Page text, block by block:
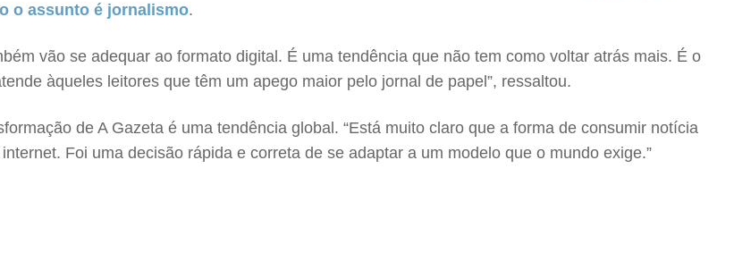
o assunto é jornalismo.
vão se adequar ao formato digital. É uma tendência que não tem como voltar atrás mais. É o
àqueles leitores que têm um apego maior pelo jornal de papel”, ressaltou.
de A Gazeta é uma tendência global. “Está muito claro que a forma de consumir notícia
Foi uma decisão rápida e correta de se adaptar a um modelo que o mundo exige.”